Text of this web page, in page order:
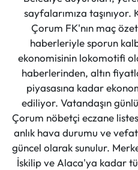
sayfalarımıza taşınıyor.
Çorum FK'nın maç
haberleriyle sporun
ekonomisinin lokomotifi
haberlerinden, altın
piyasasına kadar
ediliyor. Vatandaşın
Çorum nöbetçi eczane
anlık hava durumu ve
güncel olarak sunulur.
İskilip ve Alaca'ya kadar